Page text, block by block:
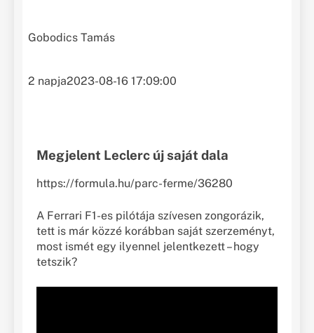
Gobodics Tamás
2 napja2023-08-16 17:09:00
Megjelent Leclerc új saját dala
https://formula.hu/parc-ferme/36280
A Ferrari F1-es pilótája szívesen zongorázik,
tett is már közzé korábban saját szerzeményt,
most ismét egy ilyennel jelentkezett – hogy
tetszik?